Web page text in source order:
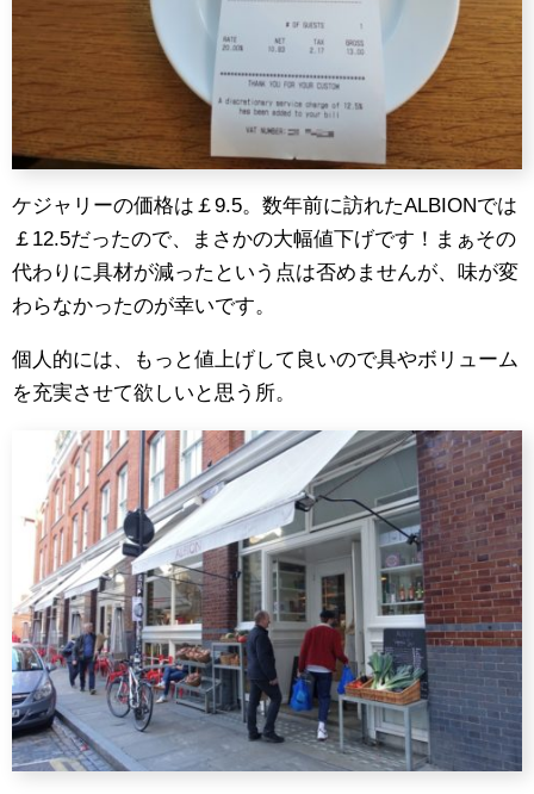
ケジャリーの価格は￡9.5。数年前に訪れたALBIONでは
￡12.5だったので、まさかの大幅値下げです！まぁその
代わりに具材が減ったという点は否めませんが、味が変
わらなかったのが幸いです。
個人的には、もっと値上げして良いので具やボリューム
を充実させて欲しいと思う所。